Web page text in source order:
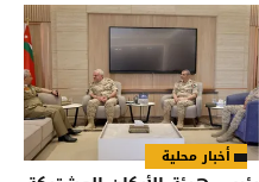
أخبار محلية